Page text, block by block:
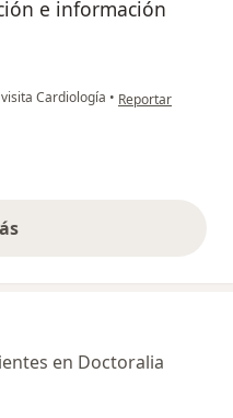
e información
Cardiología • en opinión del
Reportar
anteriores
en Doctoralia